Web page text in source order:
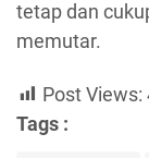
tetap dan
memutar.
Post Views:
Tags :